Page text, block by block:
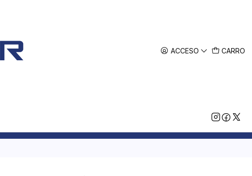
ACCESO CARRO